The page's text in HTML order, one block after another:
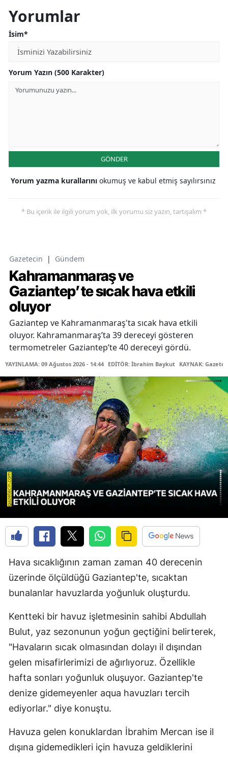
Yorumlar
İsim*
Yorum Yazın (500 Karakter)
GÖNDER
Yorum yazma kurallarını okumuş ve kabul etmiş sayılırsınız
* Bu içerik ile ilgili yorum yok, ilk yorumu siz yazın, tartışalım *
Gazetecin | Gündem
Kahramanmaraş ve
Gaziantep’te sıcak hava etkili
oluyor
Gaziantep ve Kahramanmaraş'ta sıcak hava etkili
oluyor. Kahramanmaraş’ta 39 dereceyi gösteren
termometreler Gaziantep’te 40 dereceyi gördü.
YAYINLAMA: 09 Ağustos 2026 - 14:44 EDİTÖR: İbrahim Baykut KAYNAK:
Hava sıcaklığının zaman zaman 40 derecenin
üzerinde ölçüldüğü Gaziantep'te, sıcaktan
bunalanlar havuzlarda yoğunluk oluşturdu.
Kentteki bir havuz işletmesinin sahibi Abdullah
Bulut, yaz sezonunun yoğun geçtiğini belirterek,
"Havaların sıcak olmasından dolayı il dışından
gelen misafirlerimizi de ağırlıyoruz. Özellikle
hafta sonları yoğunluk oluşuyor. Gaziantep'te
denize gidemeyenler aqua havuzları tercih
ediyorlar." diye konuştu.
Havuza gelen konuklardan İbrahim Mercan ise il
dışına gidemedikleri için havuza geldiklerini